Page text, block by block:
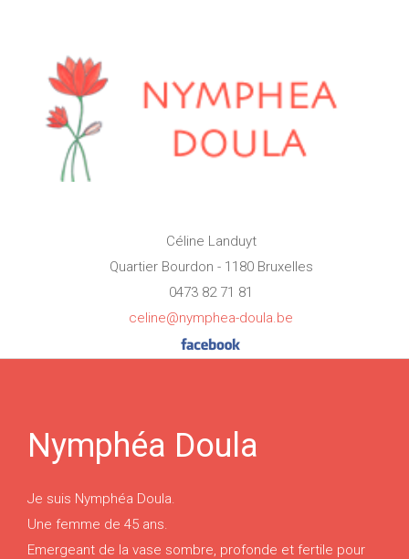
Céline Landuyt
Quartier Bourdon - 1180 Bruxelles
0473 82 71 81
celine@nymphea-doula.be
Nymphéa Doula
Je suis Nymphéa Doula.
Une femme de 45 ans.
Emergeant de la vase sombre, profonde et fertile pour